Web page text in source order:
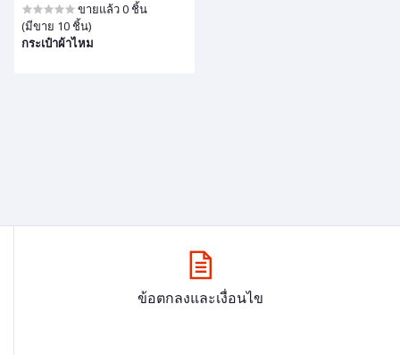
ขายแล้ว 0 ชิ้น
(มีขาย 10 ชิ้น)
กระเป๋าผ้าไหม
ข้อตกลงและเงื่อนไข